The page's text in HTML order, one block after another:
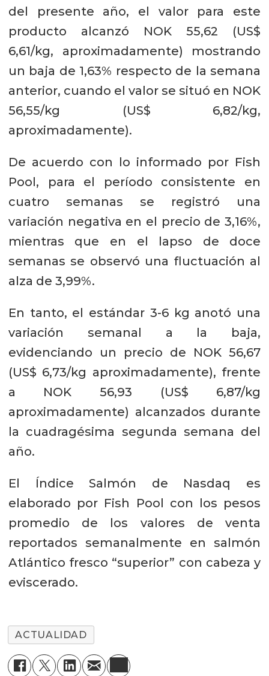
del presente año, el valor para este
producto alcanzó NOK 55,62 (US$
6,61/kg, aproximadamente) mostrando
un baja de 1,63% respecto de la semana
anterior, cuando el valor se situó en NOK
56,55/kg (US$ 6,82/kg,
aproximadamente).
De acuerdo con lo informado por Fish
Pool, para el período consistente en
cuatro semanas se registró una
variación negativa en el precio de 3,16%,
mientras que en el lapso de doce
semanas se observó una fluctuación al
alza de 3,99%.
En tanto, el estándar 3-6 kg anotó una
variación semanal a la baja,
evidenciando un precio de NOK 56,67
(US$ 6,73/kg aproximadamente), frente
a NOK 56,93 (US$ 6,87/kg
aproximadamente) alcanzados durante
la cuadragésima segunda semana del
año.
El Índice Salmón de Nasdaq es
elaborado por Fish Pool con los pesos
promedio de los valores de venta
reportados semanalmente en salmón
Atlántico fresco “superior” con cabeza y
eviscerado.
ACTUALIDAD